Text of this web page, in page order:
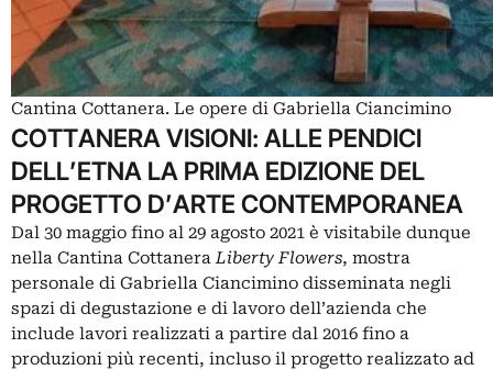
Cantina Cottanera. Le opere di Gabriella Ciancimino
COTTANERA VISIONI: ALLE PENDICI
DELL’ETNA LA PRIMA EDIZIONE DEL
PROGETTO D’ARTE CONTEMPORANEA
Dal 30 maggio fino al 29 agosto 2021 è visitabile dunque
nella Cantina CottaneraLiberty Flowers, mostra
personale di Gabriella Ciancimino disseminata negli
spazi di degustazione e di lavoro dell’azienda che
include lavori realizzati a partire dal 2016 fino a
produzioni più recenti, incluso il progetto realizzato ad